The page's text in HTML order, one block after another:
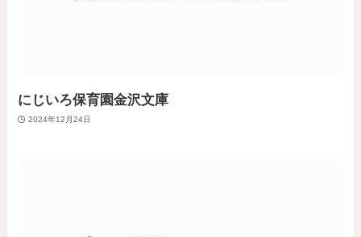
にじいろ保育園金沢文庫
2024年12月24日